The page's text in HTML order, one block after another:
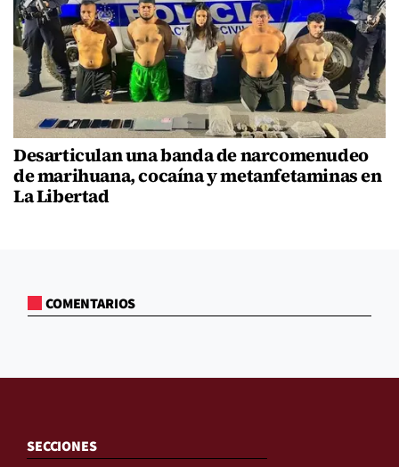
Desarticulan una banda de narcomenudeo
de marihuana, cocaína y metanfetaminas en
La Libertad
COMENTARIOS
SECCIONES